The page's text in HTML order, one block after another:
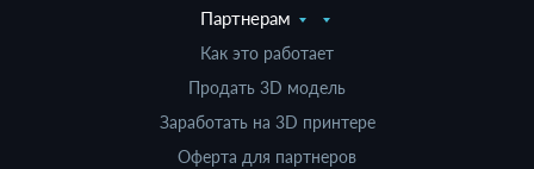
Партнерам
Как это работает
Продать 3D модель
Заработать на 3D принтере
Оферта для партнеров